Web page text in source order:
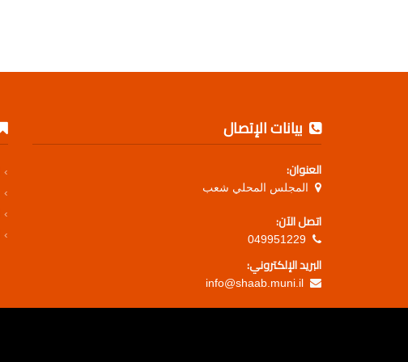
بيانات الإتصال
العنوان:
المجلس المحلي شعب
اتصل الآن:
049951229
البريد الإلكتروني:
info@shaab.muni.il